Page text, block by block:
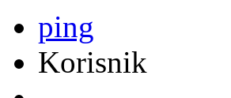
ping
Korisnik